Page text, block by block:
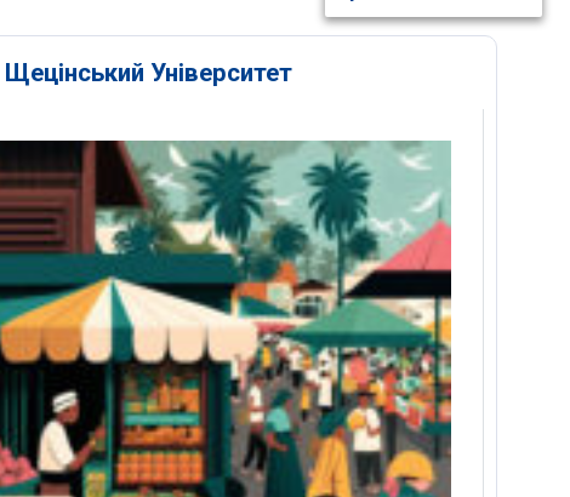
Щецінський Університет